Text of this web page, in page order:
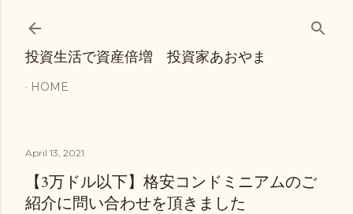
投資生活で資産倍増 投資家あおやま
HOME
April 13, 2021
【3万ドル以下】格安コンドミニアムのご
紹介に問い合わせを頂きました